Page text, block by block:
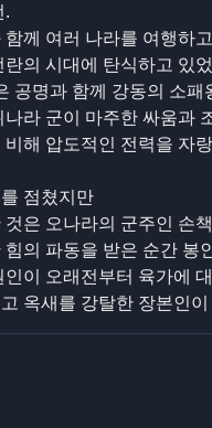
.
께 여러 나라를 여행하
의 시대에 탄식하고 있
공명과 함께 강동의 소
라 군이 마주한 싸움과
해 압도적인 전력을 자
점쳤지만
은 오나라의 군주인 손
힘의 파동을 받은 순간
이 오래전부터 육가에
옥새를 강탈한 장본인